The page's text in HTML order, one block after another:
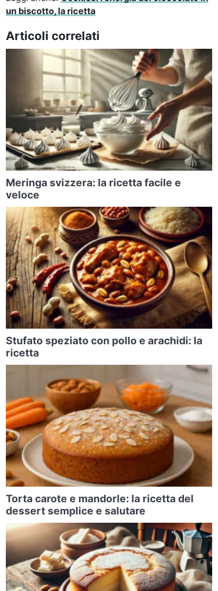
un biscotto, la ricetta
Articoli correlati
Meringa svizzera: la ricetta facile e
veloce
Stufato speziato con pollo e arachidi: la
ricetta
Torta carote e mandorle: la ricetta del
dessert semplice e salutare